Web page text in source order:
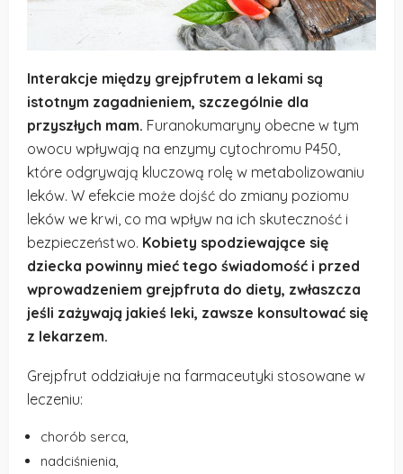
Interakcje między grejpfrutem a lekami są
istotnym zagadnieniem, szczególnie dla
przyszłych mam. Furanokumaryny obecne w tym
owocu wpływają na enzymy cytochromu P450,
które odgrywają kluczową rolę w metabolizowaniu
leków. W efekcie może dojść do zmiany poziomu
leków we krwi, co ma wpływ na ich skuteczność i
bezpieczeństwo. Kobiety spodziewające się
dziecka powinny mieć tego świadomość i przed
wprowadzeniem grejpfruta do diety, zwłaszcza
jeśli zażywają jakieś leki, zawsze konsultować się
z lekarzem.
Grejpfrut oddziałuje na farmaceutyki stosowane w
leczeniu:
chorób serca,
nadciśnienia,